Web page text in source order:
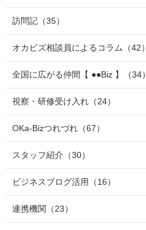
訪問記 （35）
オカビズ相談員によるコラム （42）
全国に広がる仲間【 ●●Biz 】 （34）
視察・研修受け入れ （24）
OKa-Bizつれづれ （67）
スタッフ紹介 （30）
ビジネスブログ活用 （16）
連携機関 （23）